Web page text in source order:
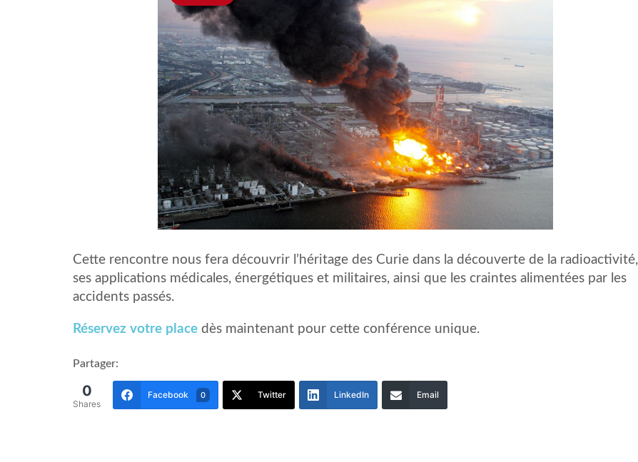
Cette rencontre nous fera découvrir l’héritage des Curie dans la découverte de la radioactivité,
ses applications médicales, énergétiques et militaires, ainsi que les craintes alimentées par les
accidents passés.
Réservez votre place dès maintenant pour cette conférence unique.
Partager:
0
Shares
Facebook 0 Twitter LinkedIn Email